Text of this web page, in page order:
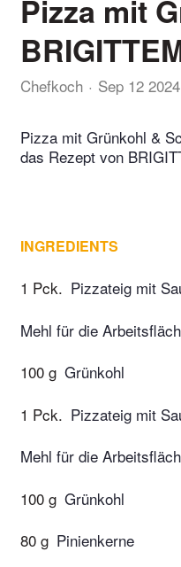
Pizza mit
Chefkoch Sep 12 2024
Pizza mit Grünkohl &
das Rezept von
INGREDIENTS
1 Pck. Pizzateig mit
Mehl für die
100 g Grünkohl
1 Pck. Pizzateig mit
Mehl für die
100 g Grünkohl
80 g Pinienkerne